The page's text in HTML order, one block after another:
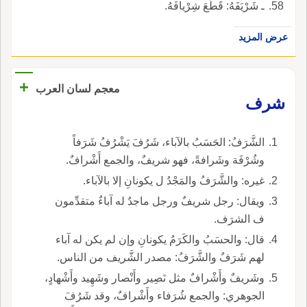
ـ شَرْيَفَهُ: قَطَعَ شِرْيافَهُ.
عرض المزيد
معجم لسان العرب
+
شرف
الشَّرَفُ: الحَسَبُ بالآباء، شَرُفَ يَشْرُفُ شَرَفاً
وشُرْفَة وشَرافةً، فهو شريفٌ، والجمع أَشْرافٌ.
غيره: والشَّرَفُ والمَجْدُ ل يكونانِ إلا بالآباء.
ويقال: رجل شريفٌ ورجل ماجدٌ له آباءٌ متقدِّمون
ف الشرَف.
قال: والحسَبُ والكَرَمُ يكونانِ وإن لم يكن له آباء
لهم شَرَفٌ والشَّرَفُ: مصدر الشَّريف من الناس.
وشَريفٌ وأَشْرافٌ مثل نَصِير وأَنْصار وشَهِيد وأَشْهادٍ،
الجوهري: والجمع شُرَفاء وأَشْرافٌ، وقد شَرُفَ